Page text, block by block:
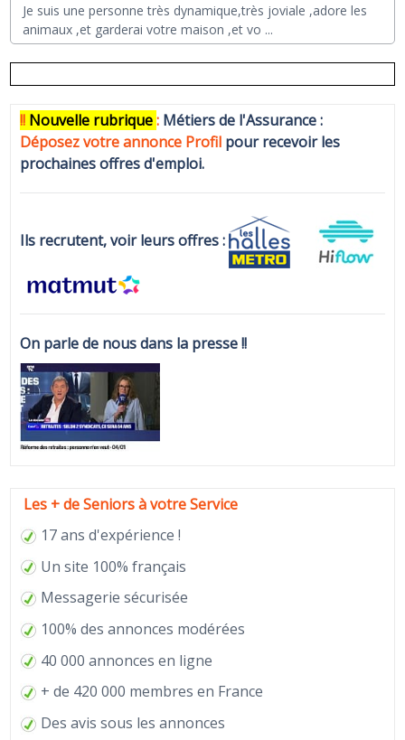
Je suis une personne très dynamique,très joviale ,adore les
animaux ,et garderai votre maison ,et vo ...
!! Nouvelle rubrique: Métiers de l'Assurance :
Déposez votre annonce Profil pour recevoir les
prochaines offres d'emploi.
Ils recrutent, voir leurs offres :
On parle de nous dans la presse !!
Les + de Seniors à votre Service
17 ans d'expérience !
Un site 100% français
Messagerie sécurisée
100% des annonces modérées
40 000 annonces en ligne
+ de 420 000 membres en France
Des avis sous les annonces